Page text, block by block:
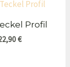
Profil
€